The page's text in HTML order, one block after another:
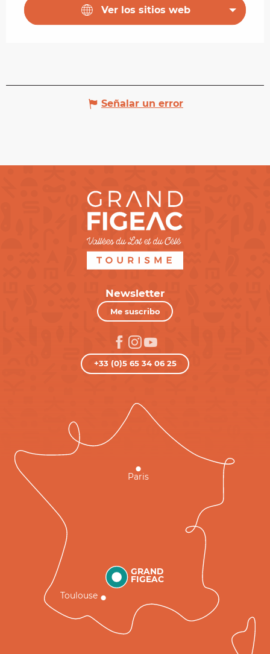
Ver los sitios web
Señalar un error
Newsletter
Me suscribo
+33 (0)5 65 34 06 25
GRAND
FIGEAC
Toulouse
Paris